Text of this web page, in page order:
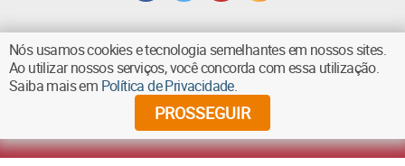
VOLTAR AO TOPO
Diários Associados - Todos os direitos reservados
Nós usamos cookies e tecnologia semelhantes em nossos sites.
Ao utilizar nossos serviços, você concorda com essa utilização.
Saiba mais em Política de Privacidade.
PROSSEGUIR